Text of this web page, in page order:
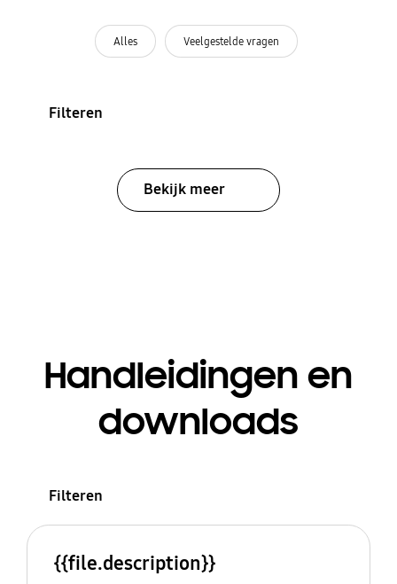
Alles Veelgestelde vragen
Filteren
Bekijk meer
Handleidingen en
downloads
Filteren
{{file.description}}